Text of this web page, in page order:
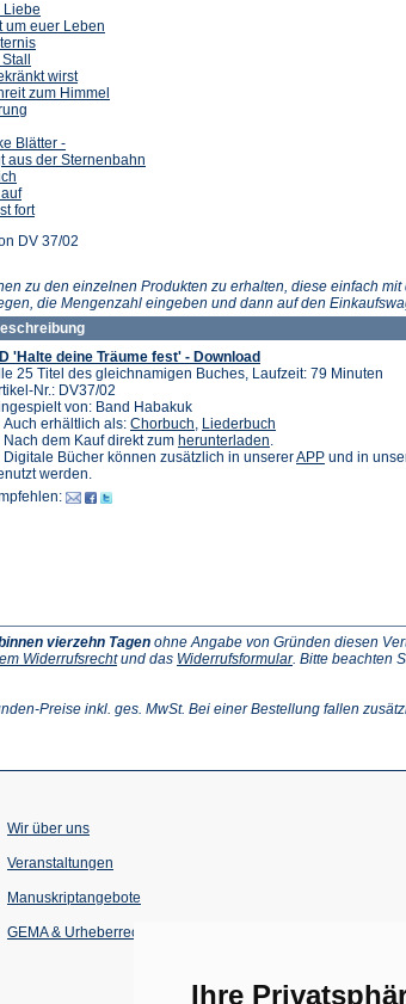
Ihre
Liebe
um euer Leben
wirst
zum Himmel
Blätter -
aus der Sternenbahn
fort
DV 37/02
zu den einzelnen Produkten zu erhalten, diese einfach
die Mengenzahl eingeben und dann auf den
'Halte deine Träume fest' - Download
25 Titel des gleichnamigen Buches, Laufzeit: 79 Minuten
Nr.: DV37/02
von: Band Habakuk
Auch erhältlich als: Chorbuch, Liederbuch
Nach dem Kauf direkt zum herunterladen
in
.
Digitale Bücher können zusätzlich in unsererAPP(Öffnet
und in
werden.
vierzehn Tagen ohne Angabe von Gründen diesen
Widerrufsrecht(Öffnet
neuen
und das Widerrufsformular(Öffnet
neuen
. Bitte beachten
Preise inkl. ges. MwSt. Bei einer Bestellung fallen
Wir über uns
Veranstaltungen
einem
Tab)
Manuskriptangebote
GEMA & Urheberrecht